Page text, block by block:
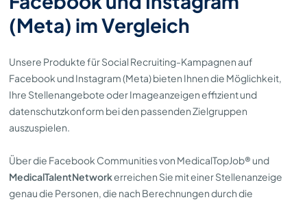
(Meta) im Vergleich
Unsere Produkte für Social Recruiting-Kampagnen auf
Facebook und Instagram (Meta) bieten Ihnen die Möglichkeit,
Ihre Stellenangebote oder Imageanzeigen effizient und
datenschutzkonform bei den passenden Zielgruppen
auszuspielen.
Über die Facebook Communities von MedicalTopJob® und
MedicalTalentNetworkerreichen Sie mit einer Stellenanzeige
genau die Personen, die nach Berechnungen durch die